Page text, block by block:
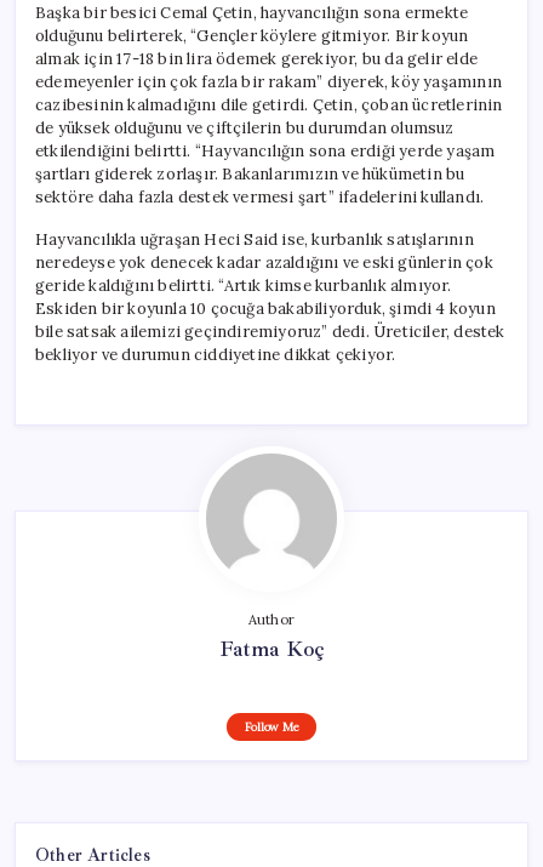
Başka bir besici Cemal Çetin, hayvancılığın sona ermekte
olduğunu belirterek, “Gençler köylere gitmiyor. Bir koyun
almak için 17-18 bin lira ödemek gerekiyor, bu da gelir elde
edemeyenler için çok fazla bir rakam” diyerek, köy yaşamının
cazibesinin kalmadığını dile getirdi. Çetin, çoban ücretlerinin
de yüksek olduğunu ve çiftçilerin bu durumdan olumsuz
etkilendiğini belirtti. “Hayvancılığın sona erdiği yerde yaşam
şartları giderek zorlaşır. Bakanlarımızın ve hükümetin bu
sektöre daha fazla destek vermesi şart” ifadelerini kullandı.
Hayvancılıkla uğraşan Heci Said ise, kurbanlık satışlarının
neredeyse yok denecek kadar azaldığını ve eski günlerin çok
geride kaldığını belirtti. “Artık kimse kurbanlık almıyor.
Eskiden bir koyunla 10 çocuğa bakabiliyorduk, şimdi 4 koyun
bile satsak ailemizi geçindiremiyoruz” dedi. Üreticiler, destek
bekliyor ve durumun ciddiyetine dikkat çekiyor.
Author
Fatma Koç
Follow Me
Other Articles